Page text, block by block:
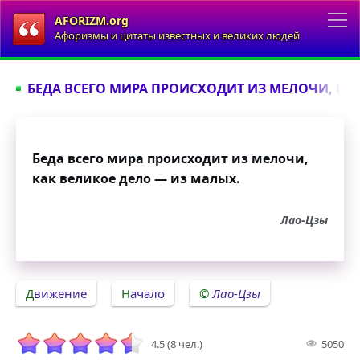
AFORIZM.org
Афоризмы и цитаты известных и великих людей
БЕДА ВСЕГО МИРА ПРОИСХОДИТ ИЗ МЕЛОЧИ,
Беда всего мира происходит из мелочи,
как великое дело — из малых.
Лао-Цзы
Движение Начало Лао-Цзы
4.5 (8 чел.) 5050